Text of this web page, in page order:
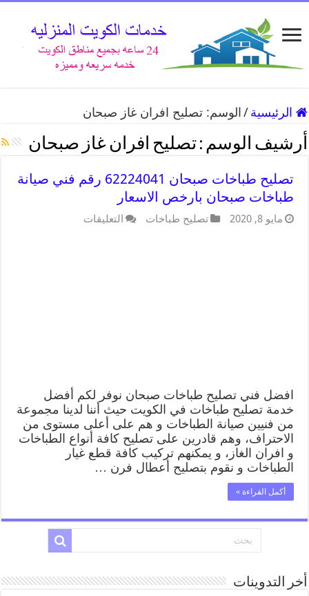
الرئيسية / الوسم:تصليح افران غاز صبحان
أرشيف الوسم :تصليح افران غاز صبحان
تصليح طباخات صبحان 62224041 رقم فني صيانة
طباخات صبحان بارخص الاسعار
مايو 8, 2020 تصليح طباخات التعليقات
افضل فني تصليح طباخات صبحان نوفر لكم أفضل
خدمة تصليح طباخات في الكويت حيث أننا لدينا مجموعة
من فنيين صيانة الطباخات و هم على أعلى مستوى من
الاحتراف، وهم قادرين على تصليح كافة أنواع الطباخات
و افران الغاز، و يمكنهم تركيب كافة قطع غيار
الطباخات و نقوم بتصليح أعطال فرن …
أكمل القراءة »
أخر التدوينات